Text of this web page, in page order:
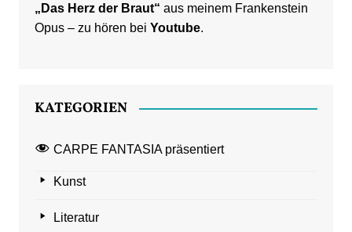
„Das Herz der Braut“ aus meinem Frankenstein
Opus – zu hören bei Youtube.
KATEGORIEN
CARPE FANTASIA präsentiert
Kunst
Literatur